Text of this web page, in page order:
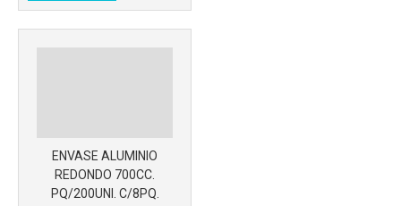
ENVASE ALUMINIO
REDONDO 700CC.
PQ/200UNI. C/8PQ.